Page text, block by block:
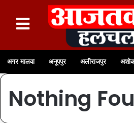
अगर मालवा अनूपपुर अलीराजपुर
Nothing